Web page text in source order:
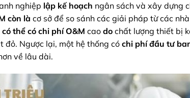
nghiệp lập kế hoạch ngân sách và xây dựng
còn là cơ sở để so sánh các giải pháp từ các
có thể có chi phí O&M cao do chất lượng thiết bị
đỏ. Ngược lại, một hệ thống cóchi phí đầu tư
về lâu dài.